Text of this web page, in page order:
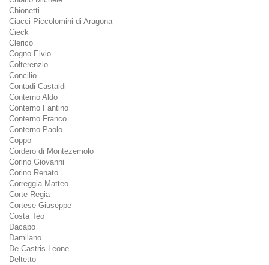
Chionetti
Ciacci Piccolomini di Aragona
Cieck
Clerico
Cogno Elvio
Colterenzio
Concilio
Contadi Castaldi
Conterno Aldo
Conterno Fantino
Conterno Franco
Conterno Paolo
Coppo
Cordero di Montezemolo
Corino Giovanni
Corino Renato
Correggia Matteo
Corte Regia
Cortese Giuseppe
Costa Teo
Dacapo
Damilano
De Castris Leone
Deltetto